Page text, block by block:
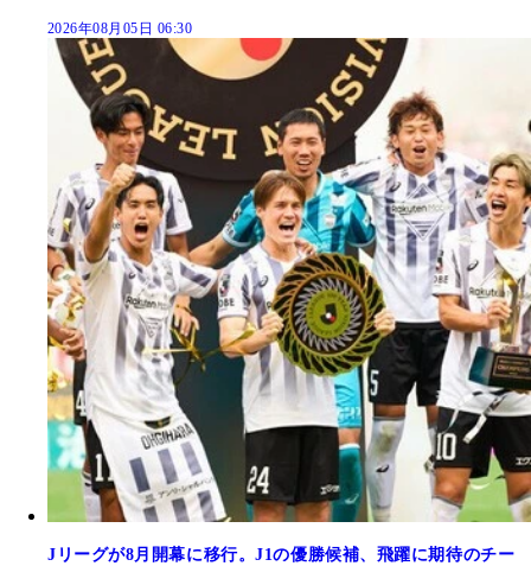
2026年08月05日 06:30
Jリーグが8月開幕に移行。J1の優勝候補、飛躍に期待のチー